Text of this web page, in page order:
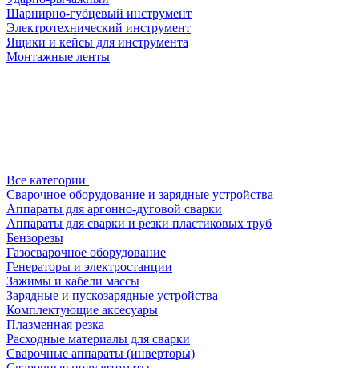
Шарнирно-губцевый инструмент
Электротехнический инструмент
Ящики и кейсы для инструмента
Монтажные ленты
Все категории
Сварочное оборудование и зарядные устройства
Аппараты для аргонно-дуговой сварки
Аппараты для сварки и резки пластиковых труб
Бензорезы
Газосварочное оборудование
Генераторы и электростанции
Зажимы и кабели массы
Зарядные и пускозарядные устройства
Комплектующие аксесуары
Плазменная резка
Расходные материалы для сварки
Сварочные аппараты (инверторы)